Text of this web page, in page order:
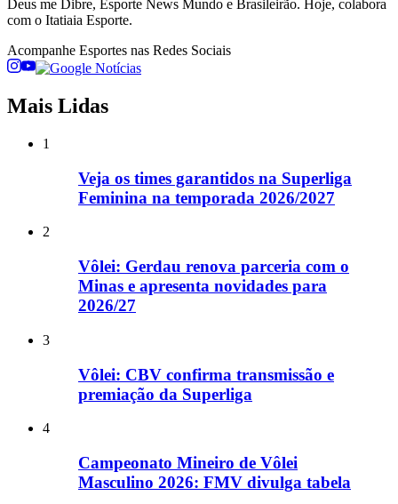
Deus me Dibre, Esporte News Mundo e Brasileirão. Hoje, colabora
com o Itatiaia Esporte.
Acompanhe Esportes nas Redes Sociais
Mais Lidas
1
Veja os times garantidos na Superliga
Feminina na temporada 2026/2027
2
Vôlei: Gerdau renova parceria com o
Minas e apresenta novidades para
2026/27
3
Vôlei: CBV confirma transmissão e
premiação da Superliga
4
Campeonato Mineiro de Vôlei
Masculino 2026: FMV divulga tabela